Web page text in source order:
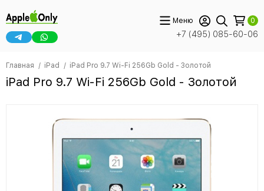
+7 (495) 085-60-06
Меню 0
Главная iPad iPad Pro 9.7 Wi-Fi 256Gb Gold - Золотой
iPad Pro 9.7 Wi-Fi 256Gb Gold - Золотой